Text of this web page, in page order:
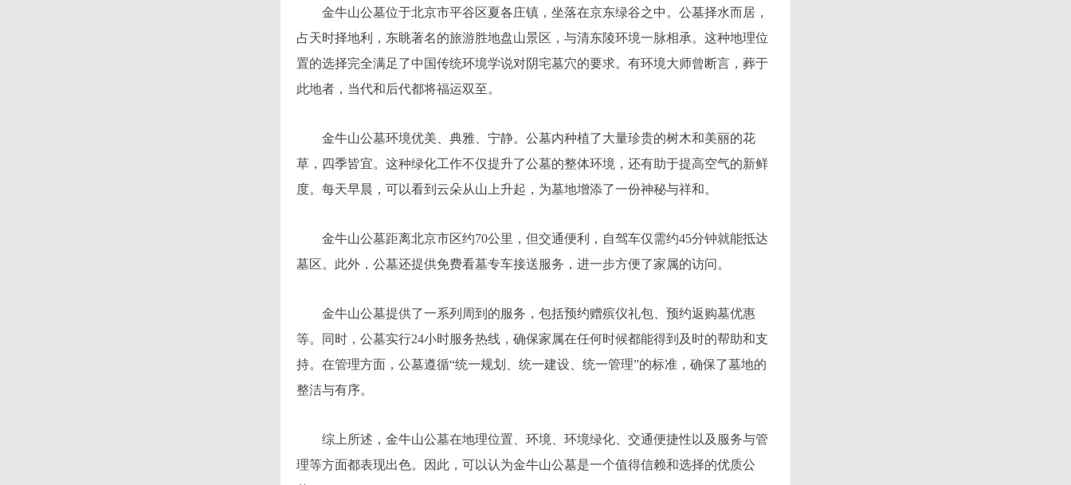
金牛山公墓位于北京市平谷区夏各庄镇，坐落在京东绿谷之中。公墓择水而居，
占天时择地利，东眺著名的旅游胜地盘山景区，与清东陵环境一脉相承。这种地理位
置的选择完全满足了中国传统环境学说对阴宅墓穴的要求。有环境大师曾断言，葬于
此地者，当代和后代都将福运双至。
金牛山公墓环境优美、典雅、宁静。公墓内种植了大量珍贵的树木和美丽的花
草，四季皆宜。这种绿化工作不仅提升了公墓的整体环境，还有助于提高空气的新鲜
度。每天早晨，可以看到云朵从山上升起，为墓地增添了一份神秘与祥和。
金牛山公墓距离北京市区约70公里，但交通便利，自驾车仅需约45分钟就能抵达
墓区。此外，公墓还提供免费看墓专车接送服务，进一步方便了家属的访问。
金牛山公墓提供了一系列周到的服务，包括预约赠殡仪礼包、预约返购墓优惠
等。同时，公墓实行24小时服务热线，确保家属在任何时候都能得到及时的帮助和支
持。在管理方面，公墓遵循“统一规划、统一建设、统一管理”的标准，确保了墓地的
整洁与有序。
综上所述，金牛山公墓在地理位置、环境、环境绿化、交通便捷性以及服务与管
理等方面都表现出色。因此，可以认为金牛山公墓是一个值得信赖和选择的优质公